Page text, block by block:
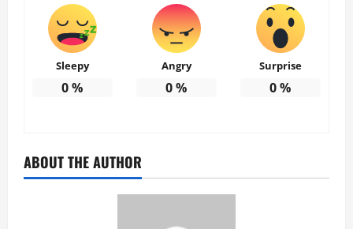
Sleepy
0%
Angry
0%
Surprise
0%
ABOUT THE AUTHOR